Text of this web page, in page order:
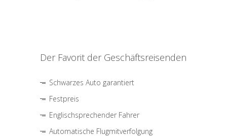
Der Favorit der Geschäftsreisenden
Schwarzes Auto garantiert
Festpreis
Englischsprechender Fahrer
Automatische Flugmitverfolgung